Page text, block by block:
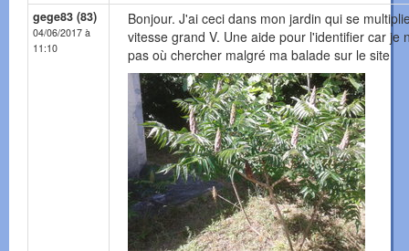
gege83 (83)
04/06/2017 à
11:10
Bonjour. J'ai ceci dans mon jardin qui se
vitesse grand V. Une aide pour l'identifier car je
pas où chercher malgré ma balade sur le site